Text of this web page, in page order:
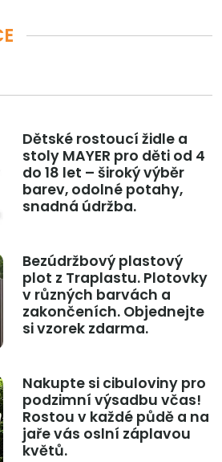
Dětské rostoucí židle a
stoly MAYER pro děti od 4
do 18 let – široký výběr
barev, odolné potahy,
snadná údržba.
Bezúdržbový plastový
plot z Traplastu. Plotovky
v různých barvách a
zakončeních. Objednejte
si vzorek zdarma.
Nakupte si cibuloviny pro
podzimní výsadbu včas!
Rostou v každé půdě a na
jaře vás oslní záplavou
květů.